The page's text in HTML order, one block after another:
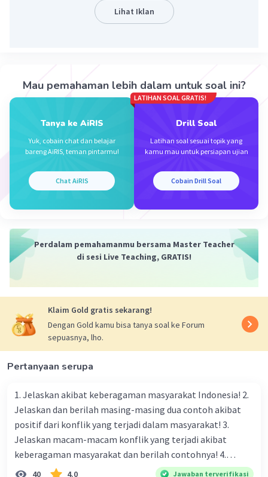
Iklan
Level 17
Beri Rating·0.0(0) Balas
Lihat Iklan
Mau pemahaman lebih dalam untuk soal ini?
Tanya ke AiRIS
Yuk, cobain chat dan belajar
bareng AiRIS, teman pintarmu!
Chat AiRIS
LATIHAN SOAL GRATIS!
Drill Soal
Latihan soal sesuai topik yang
kamu mau untuk persiapan ujian
Cobain Drill Soal
Perdalam pemahamanmu bersama Master Teacher
di sesi Live Teaching, GRATIS!
Klaim Gold gratis sekarang!
Dengan Gold kamu bisa tanya soal ke Forum
sepuasnya, lho.
Pertanyaan serupa
1. Jelaskan akibat keberagaman masyarakat Indonesia! 2.
Jelaskan dan berilah masing-masing dua contoh akibat
positif dari konflik yang terjadi dalam masyarakat! 3.
Jelaskan macam-macam konflik yang terjadi akibat
keberagaman masyarakat dan berilah contohnya! 4.
Mengapa dalam masyarakat yang memiliki keberagaman
40 4.0 Jawaban terverifikasi